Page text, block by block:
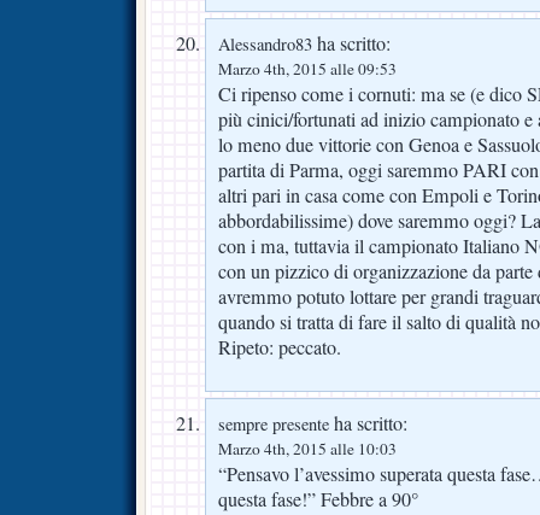
Alessandro83 ha scritto:
Marzo 4th, 2015 alle 09:53
Ci ripenso come i cornuti: ma se (e dico
più cinici/fortunati ad inizio campionato e
lo meno due vittorie con Genoa e
partita di Parma, oggi saremmo PARI
altri pari in casa come con Empoli e
abbordabilissime) dove saremmo oggi?
con i ma, tuttavia il campionato Italiano
con un pizzico di organizzazione da
avremmo potuto lottare per grandi
quando si tratta di fare il salto di qualità
Ripeto: peccato.
sempre presente ha scritto:
Marzo 4th, 2015 alle 10:03
“Pensavo l’avessimo superata questa
questa fase!” Febbre a 90°